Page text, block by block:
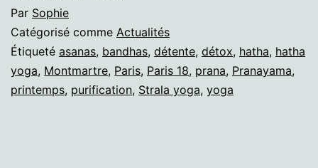
Par Sophie
Catégorisé comme Actualités
Étiqueté asanas, bandhas, détente, détox, hatha, hatha
yoga, Montmartre, Paris, Paris 18, prana, Pranayama,
printemps, purification, Strala yoga, yoga